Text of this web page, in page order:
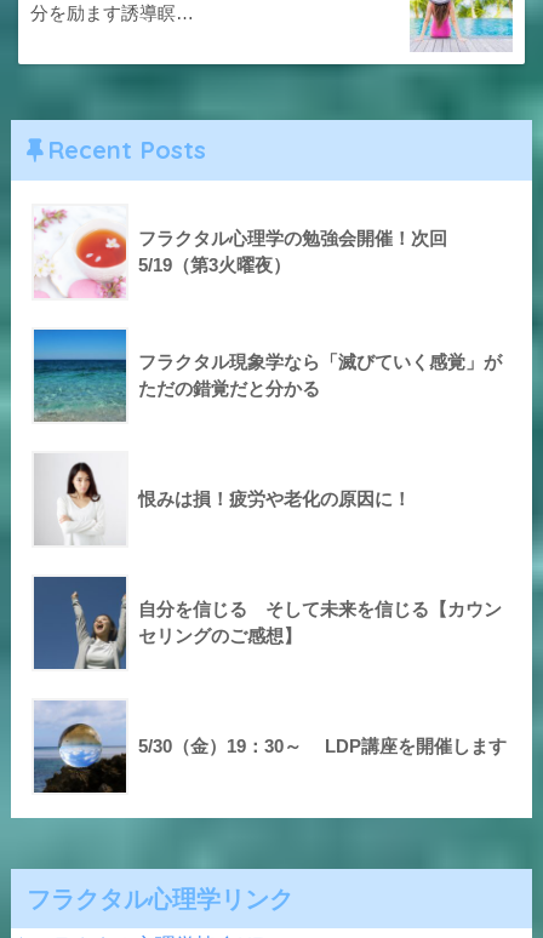
分を励ます誘導瞑…
Recent Posts
フラクタル心理学の勉強会開催！次回
5/19（第3火曜夜）
フラクタル現象学なら「滅びていく感覚」が
ただの錯覚だと分かる
恨みは損！疲労や老化の原因に！
自分を信じる そして未来を信じる【カウン
セリングのご感想】
5/30（金）19：30～ LDP講座を開催します
フラクタル心理学リンク